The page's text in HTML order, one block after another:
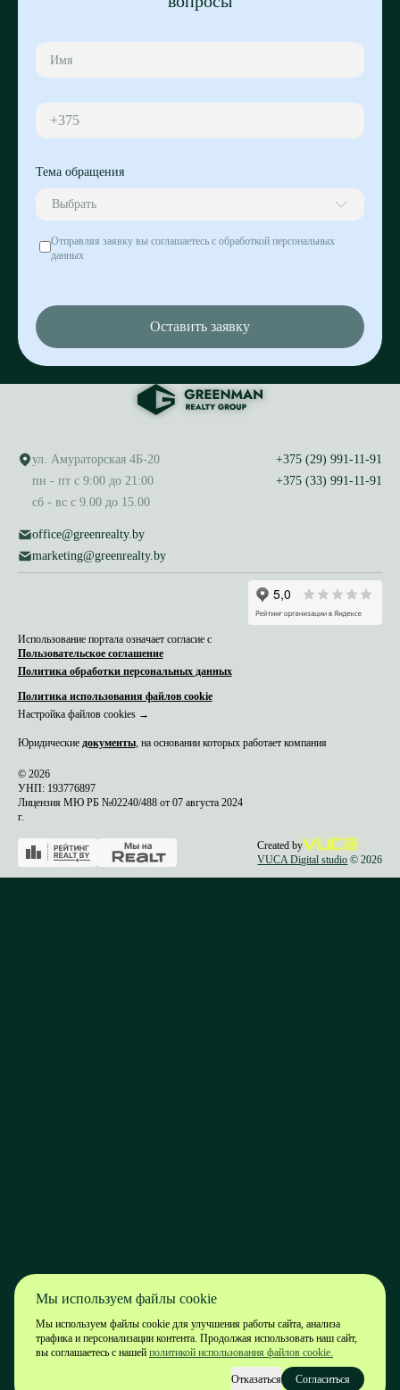
+375
Тема обращения
Выбрать
Отправляя заявку вы соглашаетесь с обработкой персональных
данных
Оставить заявку
ул. Амураторская 4Б-20
пн - пт с 9:00 до 21:00
сб - вс с 9.00 до 15.00
office@greenrealty.by
marketing@greenrealty.by
+375 (29) 991-11-91
+375 (33) 991-11-91
Использование портала означает согласие с
Пользовательское соглашение
Политика обработки персональных данных
Политика использования файлов cookie
Настройка файлов cookies →
Юридические документы, на основании которых работает компания
© 2026
УНП: 193776897
Лицензия МЮ РБ №02240/488 от 07 августа 2024
г.
Created by
VUCA Digital studio © 2026
Мы используем файлы cookie
Мы используем файлы cookie для улучшения работы сайта, анализа
трафика и персонализации контента. Продолжая использовать наш сайт,
вы соглашаетесь с нашей политикой использования файлов cookie.
Отказаться Согласиться